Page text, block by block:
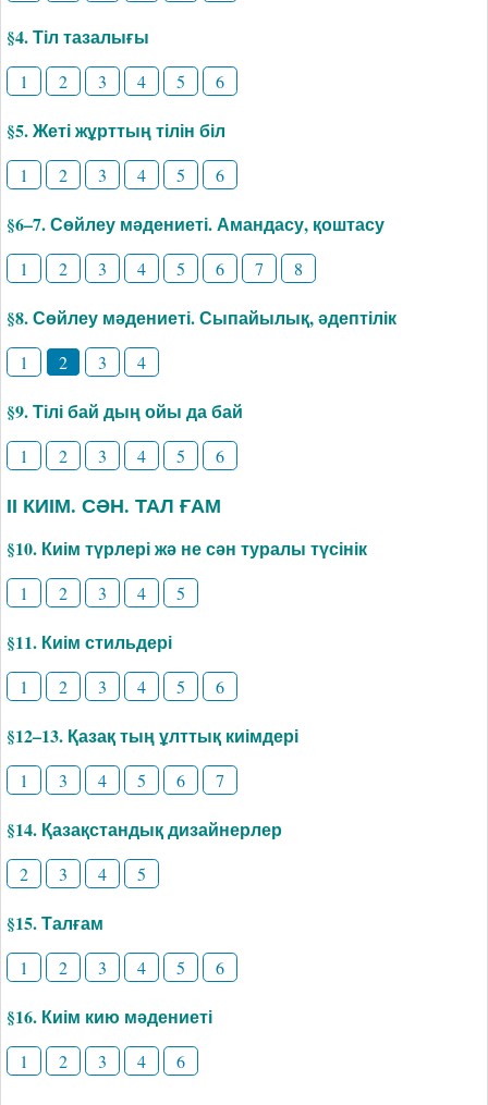
§4. Тіл тазалығы
1 2 3 4 5 6
§5. Жеті жұрттың тілін біл
1 2 3 4 5 6
§6–7. Сөйлеу мәдениеті. Амандасу, қоштасу
1 2 3 4 5 6 7 8
§8. Сөйлеу мәдениеті. Сыпайылық, әдептілік
1 2 3 4
§9. Тілі бай дың ойы да бай
1 2 3 4 5 6
ІІ КИІМ. СӘН. ТАЛ ҒАМ
§10. Киім түрлері жә не сән туралы түсінік
1 2 3 4 5
§11. Киім стильдері
1 2 3 4 5 6
§12–13. Қазақ тың ұлттық киімдері
1 3 4 5 6 7
§14. Қазақстандық дизайнерлер
2 3 4 5
§15. Талғам
1 2 3 4 5 6
§16. Киім кию мәдениеті
1 2 3 4 6